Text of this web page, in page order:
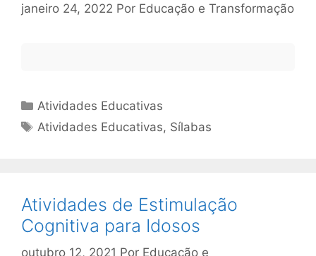
janeiro 24, 2022 Por Educação e Transformação
Categorias
Atividades Educativas
Tags
Atividades Educativas, Sílabas
Atividades de Estimulação
Cognitiva para Idosos
outubro 12, 2021 Por Educação e